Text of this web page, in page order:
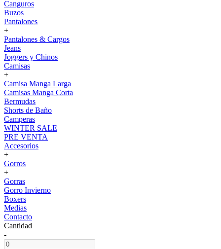
Canguros
Buzos
Pantalones
+
Pantalones & Cargos
Jeans
Joggers y Chinos
Camisas
+
Camisa Manga Larga
Camisas Manga Corta
Bermudas
Shorts de Baño
Camperas
WINTER SALE
PRE VENTA
Accesorios
+
Gorros
+
Gorras
Gorro Invierno
Boxers
Medias
Contacto
Cantidad
-